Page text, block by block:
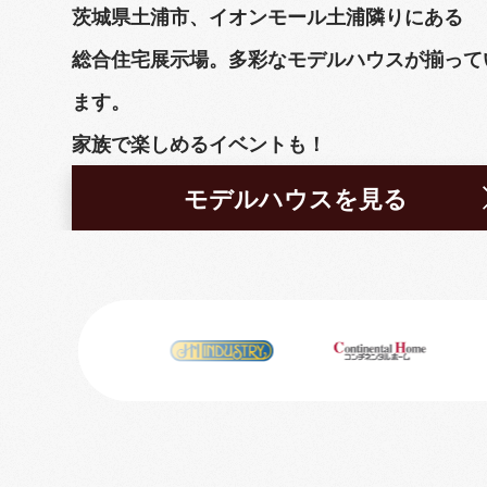
茨城県土浦市、イオンモール土浦隣りにある
総合住宅展示場。多彩なモデルハウスが揃っ
ます。
家族で楽しめるイベントも！
モデルハウスを見る